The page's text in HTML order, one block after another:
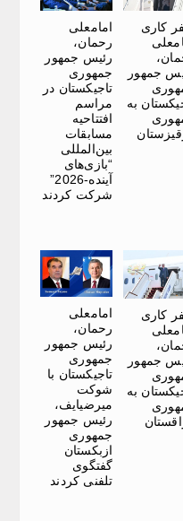
کاری
جمهور
به
امامعلی
رحمان،
رئیس جمهور
جمهوری
تاجیکستان در
مراسم
افتتاحیه
مسابقات
بین‌المللی
“بازی‌های
آینده-2026”
شرکت کردند
کاری
جمهور
به
امامعلی
رحمان،
رئیس جمهور
جمهوری
تاجیکستان با
شوکت
میرضیایف،
رئیس جمهور
جمهوری
ازبکستان
گفتگوی
تلفنی کردند